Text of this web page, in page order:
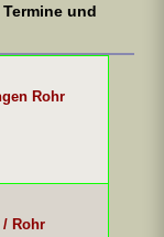
und
Rohr
/ Rohr